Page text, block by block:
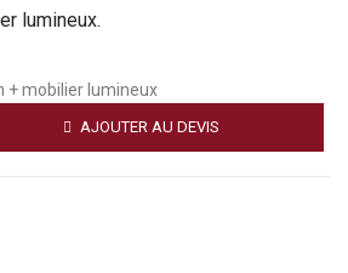
lumineux.
+ mobilier lumineux
AJOUTER AU DEVIS